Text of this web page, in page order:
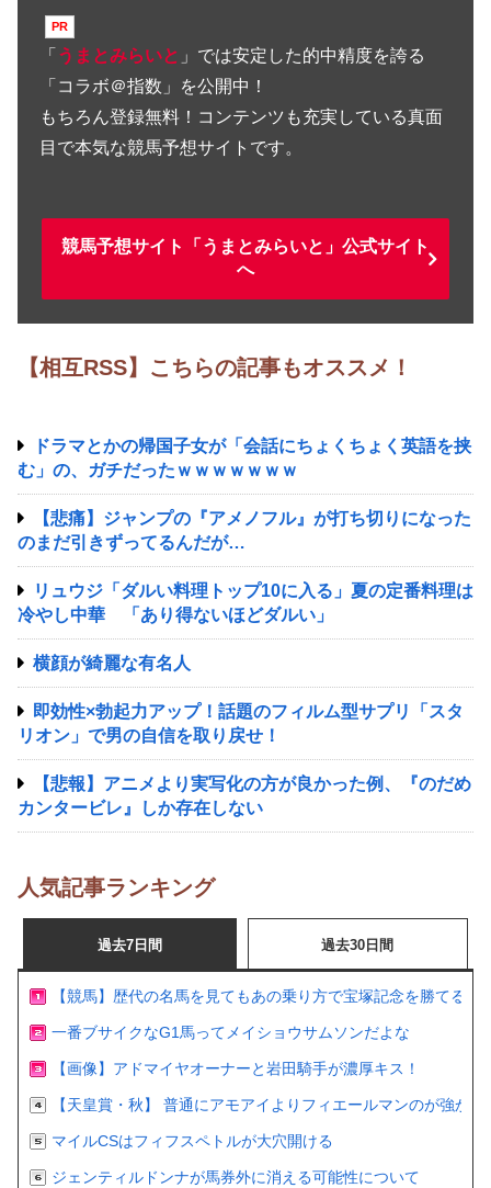
「 うまとみらいと 」では安定した的中精度を誇る
「コラボ＠指数」を公開中！
もちろん登録無料！コンテンツも充実している真面
目で本気な競馬予想サイトです。
競馬予想サイト「うまとみらいと」公式サイト
へ
【相互RSS】こちらの記事もオススメ！
ドラマとかの帰国子女が「会話にちょくちょく英語を挟
む」の、ガチだったｗｗｗｗｗｗｗ
【悲痛】ジャンプの『アメノフル』が打ち切りになった
のまだ引きずってるんだが…
リュウジ「ダルい料理トップ10に入る」夏の定番料理は
冷やし中華 「あり得ないほどダルい」
横顔が綺麗な有名人
即効性×勃起力アップ！話題のフィルム型サプリ「スタ
リオン」で男の自信を取り戻せ！
【悲報】アニメより実写化の方が良かった例、『のだめ
カンタービレ』しか存在しない
人気記事ランキング
過去7日間 過去30日間
【競馬】歴代の名馬を見てもあの乗り方で宝塚記念を勝てる
一番ブサイクなG1馬ってメイショウサムソンだよな
【画像】アドマイヤオーナーと岩田騎手が濃厚キス！
【天皇賞・秋】 普通にアモアイよりフィエールマンのが強かっ
マイルCSはフィフスペトルが大穴開ける
ジェンティルドンナが馬券外に消える可能性について